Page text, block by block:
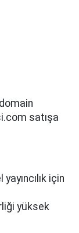
satışa
için
yüksek